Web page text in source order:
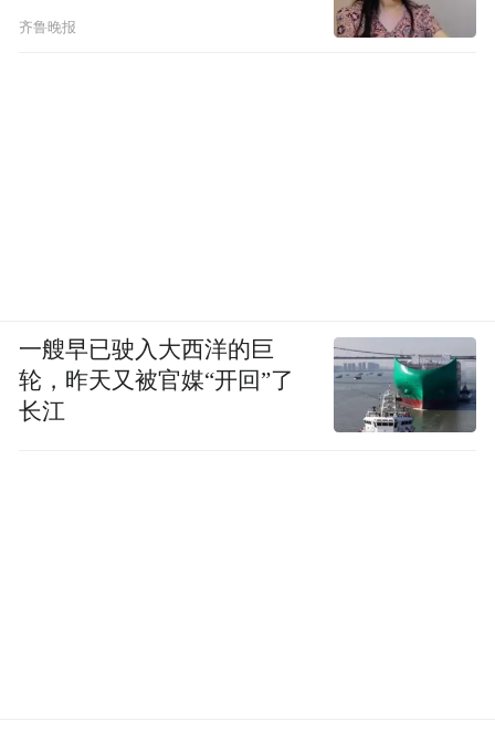
齐鲁晚报
一艘早已驶入大西洋的巨
轮，昨天又被官媒“开回”了
长江